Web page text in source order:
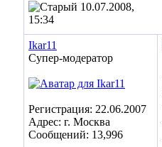
10.07.2008,
15:34
Ikar11
Супер-модератор
Регистрация: 22.06.2007
Адрес: г. Москва
Сообщений: 13,996